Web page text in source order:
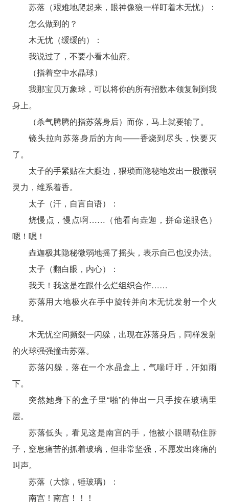
苏落（艰难地爬起来，眼神像狼一样盯着木无忧）：
怎么做到的？
木无忧（缓缓的）：
我说过了，不要小看木仙府。
（指着空中水晶球）
我那宝贝万象球，可以将你的所有招数本领复制到我
身上。
（杀气腾腾的指苏落身后）而你，马上就要输了。
镜头拉向苏落身后的方向——香烧到尽头，快要灭
了。
太子的手紧贴在大腿边，猥琐而隐秘地发出一股微弱
灵力，维系着香。
太子（汗，自言自语）：
烧慢点，慢点啊……（他看向垚迦，拼命递眼色）
嗯！嗯！
垚迦极其隐秘微弱地摇了摇头，表示自己也没办法。
太子（翻白眼，内心）：
我天！我这是在跟什么烂组织合作……
苏落用大地极火在手中旋转并向木无忧发射一个火
球。
木无忧空间撕裂一闪躲，出现在苏落身后，同样发射
的火球强强撞击苏落。
苏落闪躲，落在一个水晶盒上，气喘吁吁，汗如雨
下。
突然她身下的盒子里“啪”的伸出一只手按在玻璃里
层。
苏落低头，看见这是南宫的手，他被小眼睛勒住脖
子，窒息痛苦的抓着玻璃，但非常坚强，不愿发出疼痛的
叫声。
苏落（大惊，锤玻璃）：
南宫！南宫！！！